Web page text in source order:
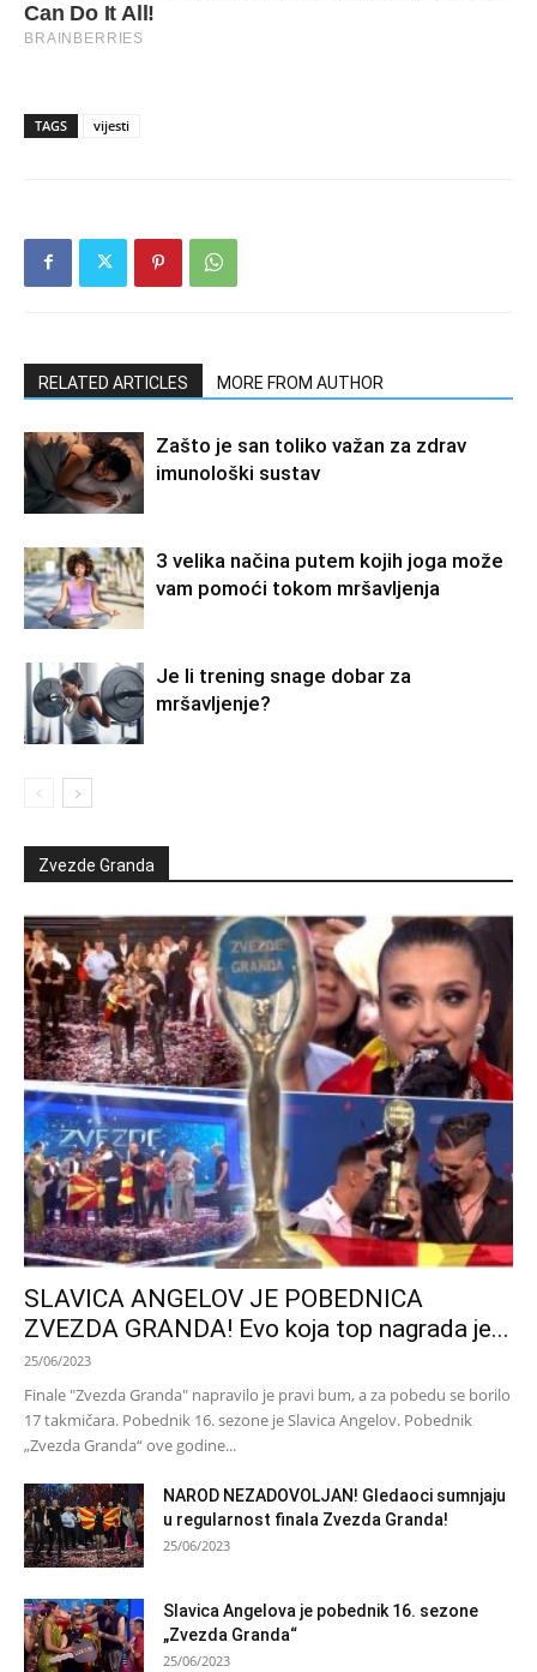
TAGS vijesti
RELATED ARTICLES MORE FROM AUTHOR
Zašto je san toliko važan za zdrav
imunološki sustav
3 velika načina putem kojih joga može
vam pomoći tokom mršavljenja
Je li trening snage dobar za
mršavljenje?
Zvezde Granda
SLAVICA ANGELOV JE POBEDNICA
ZVEZDA GRANDA! Evo koja top nagrada je...
25/06/2023
Finale "Zvezda Granda" napravilo je pravi bum, a za pobedu se borilo
17 takmičara. Pobednik 16. sezone je Slavica Angelov. Pobednik
„Zvezda Granda“ ove godine...
NAROD NEZADOVOLJAN! Gledaoci sumnjaju
u regularnost finala Zvezda Granda!
25/06/2023
Slavica Angelova je pobednik 16. sezone
„Zvezda Granda“
25/06/2023